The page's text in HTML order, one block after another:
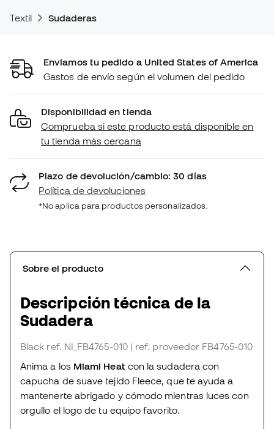
Textil Sudaderas
Enviamos tu pedido a United States of America
Gastos de envío según el volumen del pedido
Disponibilidad en tienda
Comprueba si este producto está disponible en
tu tienda más cercana
Plazo de devolución/cambio: 30 días
Política de devoluciones
*No aplica para productos personalizados.
Sobre el producto
Descripción técnica de la
Sudadera
Black ref. NI_FB4765-010 | ref. proveedor FB4765-010
Anima a los Miami Heat con la sudadera con
capucha de suave tejido Fleece, que te ayuda a
mantenerte abrigado y cómodo mientras luces con
orgullo el logo de tu equipo favorito.